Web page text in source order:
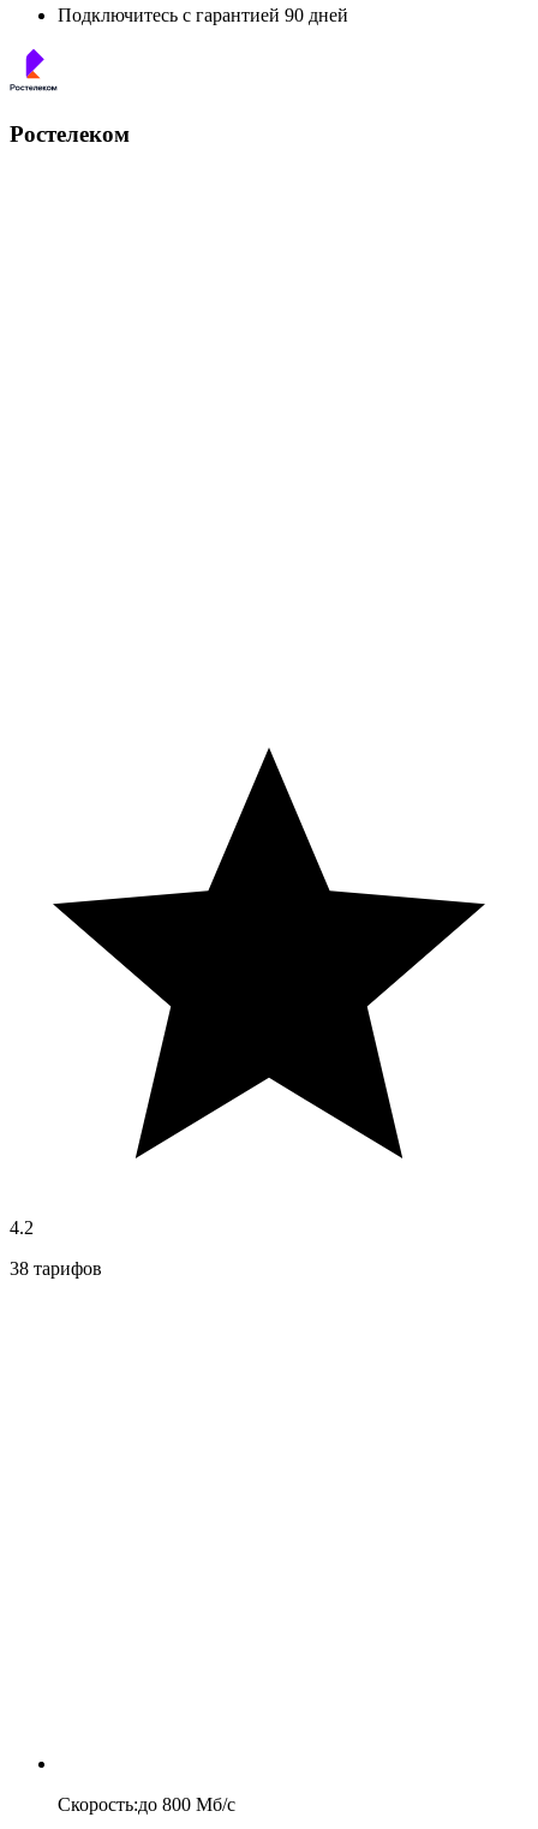
Подключитесь с гарантией 90 дней
Ростелеком
4.2
38 тарифов
Скорость:до 800 Мб/c